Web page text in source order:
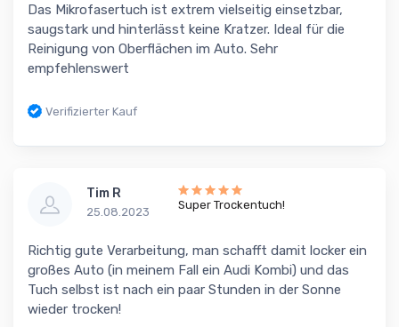
Das Mikrofasertuch ist extrem vielseitig einsetzbar,
saugstark und hinterlässt keine Kratzer. Ideal für die
Reinigung von Oberflächen im Auto. Sehr
empfehlenswert
Verifizierter Kauf
Tim R
25.08.2023
Super Trockentuch!
Richtig gute Verarbeitung, man schafft damit locker ein
großes Auto (in meinem Fall ein Audi Kombi) und das
Tuch selbst ist nach ein paar Stunden in der Sonne
wieder trocken!